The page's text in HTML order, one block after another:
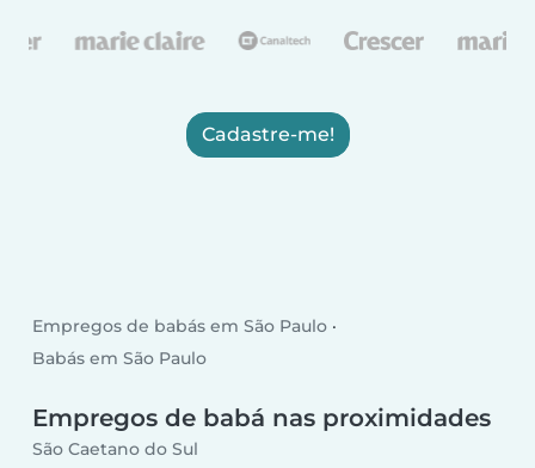
Cadastre-me!
Empregos de babás em São Paulo
Babás em São Paulo
Empregos de babá nas proximidades
São Caetano do Sul